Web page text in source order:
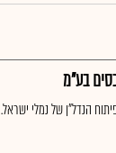
בע"מ
הנדל"ן של נמלי ישראל.